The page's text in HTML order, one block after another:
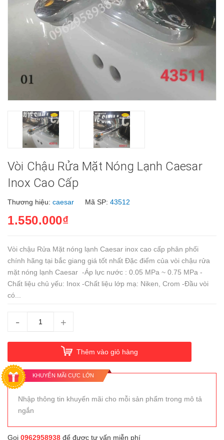
Vòi Chậu Rửa Mặt Nóng Lạnh Caesar
Inox Cao Cấp
Thương hiệu: caesar Mã SP: 43512
1.550.000₫
Vòi chậu Rửa Mặt nóng lạnh Caesar inox cao cấp phân phối
chính hãng tại bắc giang giá tốt nhất Đặc điểm của vòi chậu rửa
mặt nóng lạnh Caesar -Áp lực nước : 0.05 MPa ~ 0.75 MPa -
Chất liệu chủ yếu: Inox -Chất liệu lớp mạ: Niken, Crom -Đầu vòi
có...
- +
Thêm vào giỏ hàng
KHUYẾN MÃI CỰC LỚN
Nhập thông tin khuyến mãi cho mỗi sản phẩm trong mô tả
ngắn
Gọi 0962958938 để được tư vấn miễn phí